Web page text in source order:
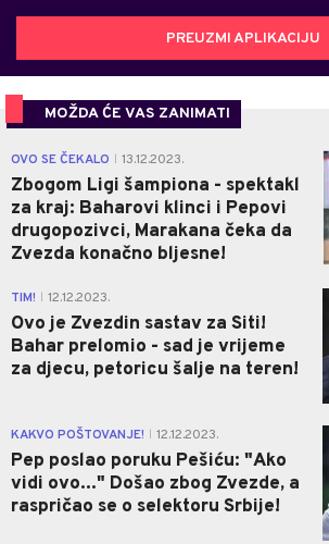
PREUZMI APLIKACIJU
MOŽDA ĆE VAS ZANIMATI
OVO SE ČEKALO 13.12.2023.
Zbogom Ligi šampiona - spektakl
za kraj: Baharovi klinci i Pepovi
drugopozivci, Marakana čeka da
Zvezda konačno bljesne!
TIM! 12.12.2023.
Ovo je Zvezdin sastav za Siti!
Bahar prelomio - sad je vrijeme
za djecu, petoricu šalje na teren!
KAKVO POŠTOVANJE! 12.12.2023.
Pep poslao poruku Pešiću: "Ako
vidi ovo..." Došao zbog Zvezde, a
raspričao se o selektoru Srbije!